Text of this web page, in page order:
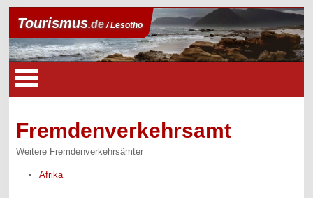
Tourismus.de/ Lesotho
Fremdenverkehrsamt
Weitere Fremdenverkehrsämter
Afrika